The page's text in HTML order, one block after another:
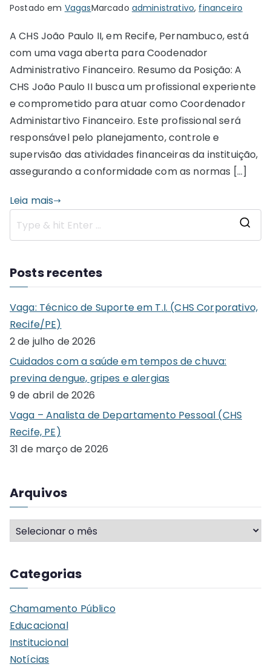
Postado em VagasMarcado administrativo, financeiro
A CHS João Paulo II, em Recife, Pernambuco, está
com uma vaga aberta para Coodenador
Administrativo Financeiro. Resumo da Posição: A
CHS João Paulo II busca um profissional experiente
e comprometido para atuar como Coordenador
Administartivo Financeiro. Este profissional será
responsável pelo planejamento, controle e
supervisão das atividades financeiras da instituição,
assegurando a conformidade com as normas […]
Leia mais
Posts recentes
Vaga: Técnico de Suporte em T.I. (CHS Corporativo,
Recife/PE)
2 de julho de 2026
Cuidados com a saúde em tempos de chuva:
previna dengue, gripes e alergias
9 de abril de 2026
Vaga – Analista de Departamento Pessoal (CHS
Recife, PE)
31 de março de 2026
Arquivos
A
r
u
v
o
s
Categorias
Chamamento Público
Educacional
Institucional
Notícias